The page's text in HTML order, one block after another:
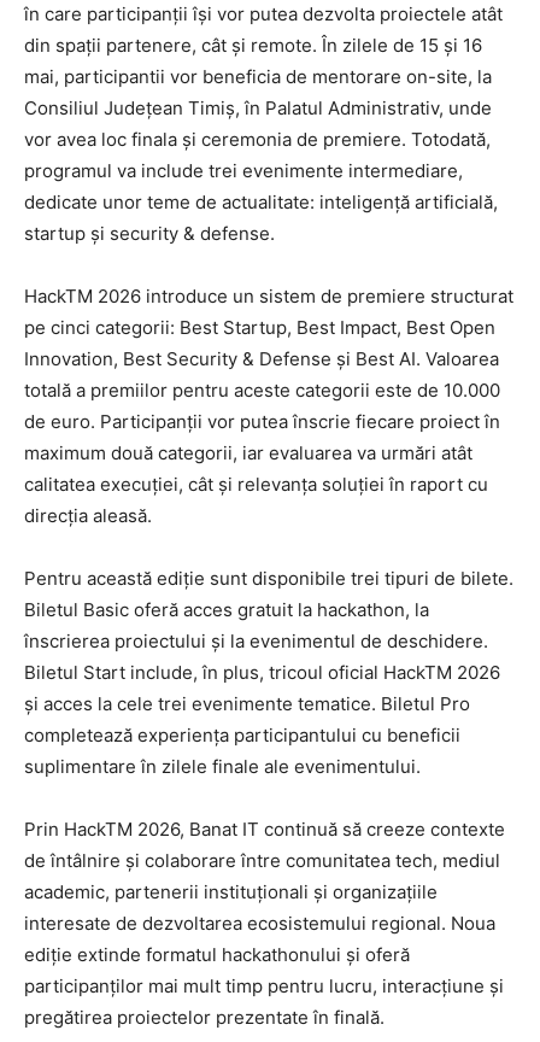
în care participanții își vor putea dezvolta proiectele atât
din spații partenere, cât și remote. În zilele de 15 și 16
mai, participantii vor beneficia de mentorare on-site, la
Consiliul Județean Timiș, în Palatul Administrativ, unde
vor avea loc finala și ceremonia de premiere. Totodată,
programul va include trei evenimente intermediare,
dedicate unor teme de actualitate: inteligență artificială,
startup și security & defense.
HackTM 2026 introduce un sistem de premiere structurat
pe cinci categorii: Best Startup, Best Impact, Best Open
Innovation, Best Security & Defense și Best AI. Valoarea
totală a premiilor pentru aceste categorii este de 10.000
de euro. Participanții vor putea înscrie fiecare proiect în
maximum două categorii, iar evaluarea va urmări atât
calitatea execuției, cât și relevanța soluției în raport cu
direcția aleasă.
Pentru această ediție sunt disponibile trei tipuri de bilete.
Biletul Basic oferă acces gratuit la hackathon, la
înscrierea proiectului și la evenimentul de deschidere.
Biletul Start include, în plus, tricoul oficial HackTM 2026
și acces la cele trei evenimente tematice. Biletul Pro
completează experiența participantului cu beneficii
suplimentare în zilele finale ale evenimentului.
Prin HackTM 2026, Banat IT continuă să creeze contexte
de întâlnire și colaborare între comunitatea tech, mediul
academic, partenerii instituționali și organizațiile
interesate de dezvoltarea ecosistemului regional. Noua
ediție extinde formatul hackathonului și oferă
participanților mai mult timp pentru lucru, interacțiune și
pregătirea proiectelor prezentate în finală.